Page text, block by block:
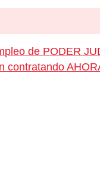
de PODER
contratando